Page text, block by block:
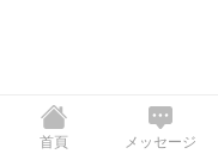
首頁 メッセージ